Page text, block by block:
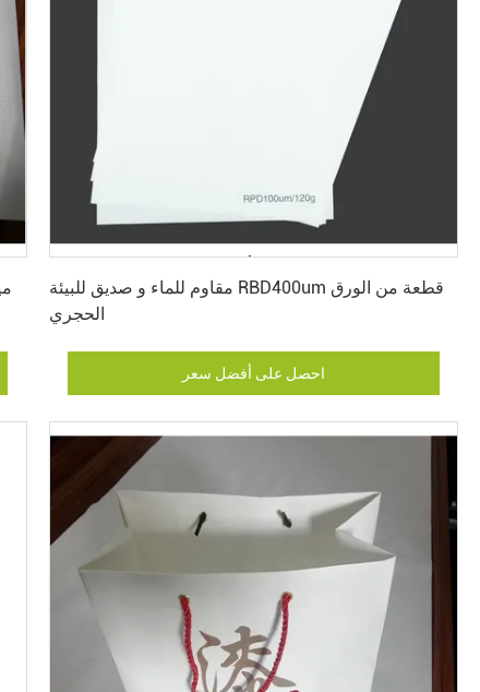
مقاوم للماء و صديق للبيئة RBD400um قطعة من الورق
الحجري
احصل على أفضل سعر